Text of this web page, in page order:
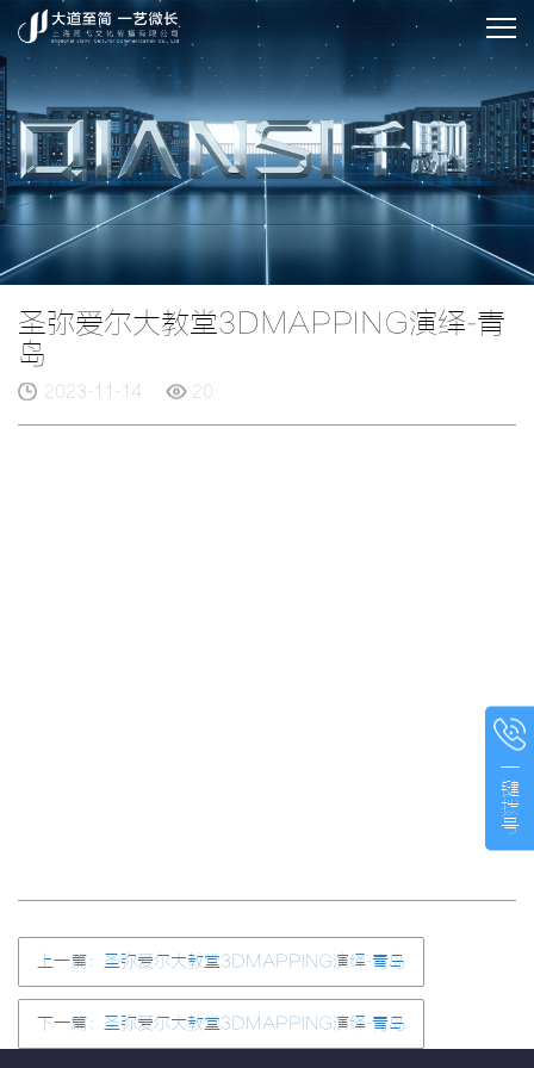
圣弥爱尔大教堂3DMAPPING演绎-青
岛
2023-11-14 20
上一篇：圣弥爱尔大教堂3DMAPPING演绎-青岛
下一篇：圣弥爱尔大教堂3DMAPPING演绎-青岛
一键拨号